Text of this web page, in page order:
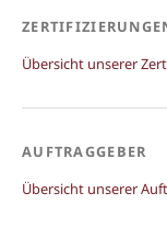
Übersicht unserer
AUFTRAGGEBER
Übersicht unserer